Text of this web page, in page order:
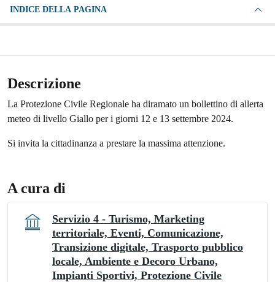
INDICE DELLA PAGINA
Descrizione
La Protezione Civile Regionale ha diramato un bollettino di allerta
meteo di livello Giallo per i giorni 12 e 13 settembre 2024.
Si invita la cittadinanza a prestare la massima attenzione.
A cura di
Servizio 4 - Turismo, Marketing
territoriale, Eventi, Comunicazione,
Transizione digitale, Trasporto pubblico
locale, Ambiente e Decoro Urbano,
Impianti Sportivi, Protezione Civile